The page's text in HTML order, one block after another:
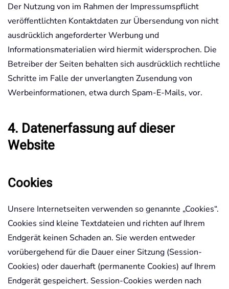
Der Nutzung von im Rahmen der Impressumspflicht
veröffentlichten Kontaktdaten zur Übersendung von nicht
ausdrücklich angeforderter Werbung und
Informationsmaterialien wird hiermit widersprochen. Die
Betreiber der Seiten behalten sich ausdrücklich rechtliche
Schritte im Falle der unverlangten Zusendung von
Werbeinformationen, etwa durch Spam-E-Mails, vor.
4. Datenerfassung auf dieser
Website
Cookies
Unsere Internetseiten verwenden so genannte „Cookies“.
Cookies sind kleine Textdateien und richten auf Ihrem
Endgerät keinen Schaden an. Sie werden entweder
vorübergehend für die Dauer einer Sitzung (Session-
Cookies) oder dauerhaft (permanente Cookies) auf Ihrem
Endgerät gespeichert. Session-Cookies werden nach